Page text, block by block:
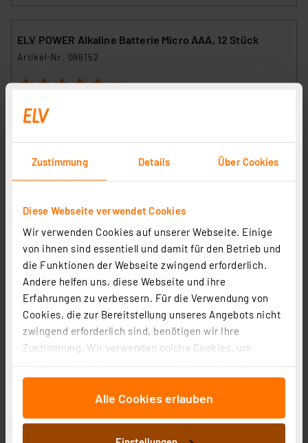
Zustimmung Details Über Cookies
Diese Webseite verwendet Cookies
Wir verwenden Cookies auf unserer Webseite. Einige
von ihnen sind essentiell und damit für den Betrieb und
die Funktionen der Webseite zwingend erforderlich.
Andere helfen uns, diese Webseite und ihre
Erfahrungen zu verbessern. Für die Verwendung von
Cookies, die zur Bereitstellung unseres Angebots nicht
zwingend erforderlich sind, benötigen wir Ihre
Zustimmung. Wir verwenden solche Cookies, um
für soziale Medien anbieten zu können und die Zugriffe
auf unsere Website zu analysieren. Außerdem geben
an unsere Partner für soziale Medien, Werbung und
Alle Cookies erlauben
ELV POWER Alkaline Batterie Micro AAA, 12 Stück
Artikel-Nr. 096152
1 2 3 4 5 (13)
ELV POWER Alkaline Batterie Micro AAA, einzeln
Artikel-Nr. 106501
2 (2)
0,20 €
Statt0,28 € **
Informationen zu Versandkosten